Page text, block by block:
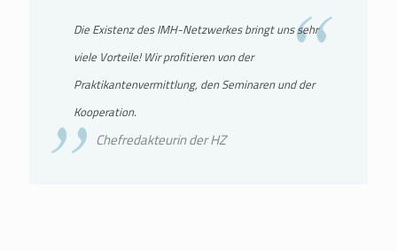
Die Existenz des IMH-Netzwerkes bringt uns sehr
viele Vorteile! Wir profitieren von der
Praktikantenvermittlung, den Seminaren und der
Kooperation.
Chefredakteurin der HZ